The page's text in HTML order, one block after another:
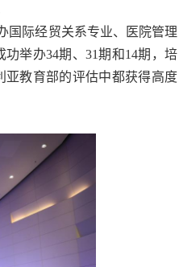
国际经贸关系专业、医院管理
举办34期、31期和14期，培
亚教育部的评估中都获得高度